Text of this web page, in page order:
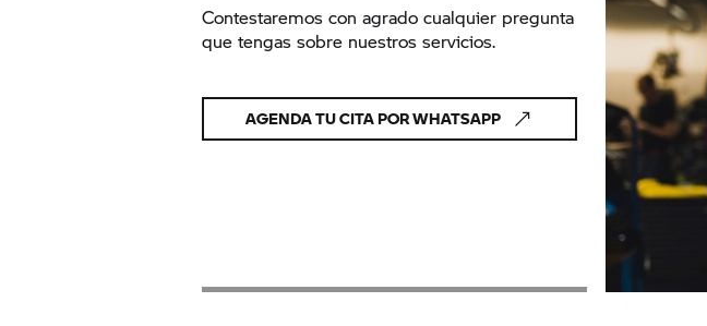
Contestaremos con agrado cualquier pregunta
que tengas sobre nuestros servicios.
AGENDA TU CITA POR WHATSAPP